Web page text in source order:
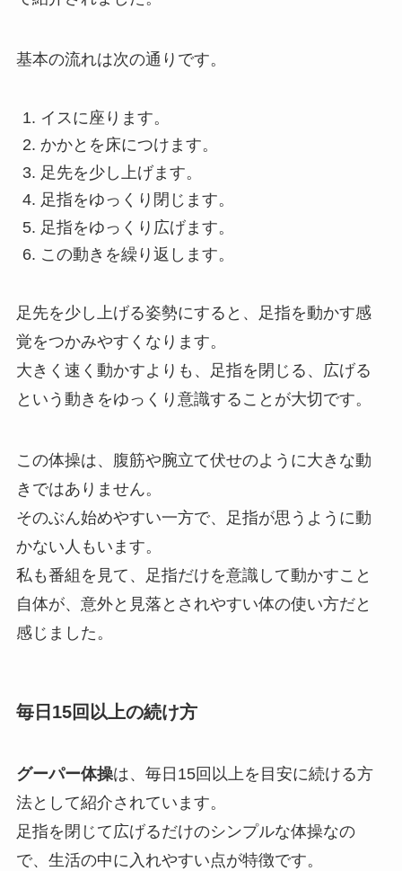
基本の流れは次の通りです。
イスに座ります。
かかとを床につけます。
足先を少し上げます。
足指をゆっくり閉じます。
足指をゆっくり広げます。
この動きを繰り返します。
足先を少し上げる姿勢にすると、足指を動かす感
覚をつかみやすくなります。
大きく速く動かすよりも、足指を閉じる、広げる
という動きをゆっくり意識することが大切です。
この体操は、腹筋や腕立て伏せのように大きな動
きではありません。
そのぶん始めやすい一方で、足指が思うように動
かない人もいます。
私も番組を見て、足指だけを意識して動かすこと
自体が、意外と見落とされやすい体の使い方だと
感じました。
毎日15回以上の続け方
グーパー体操は、毎日15回以上を目安に続ける方
法として紹介されています。
足指を閉じて広げるだけのシンプルな体操なの
で、生活の中に入れやすい点が特徴です。